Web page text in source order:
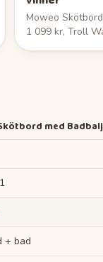
Moweo
1 099 kr, Troll
med
+ bad